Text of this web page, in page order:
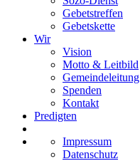
Gebetstreffen
Gebetskette
Wir
Vision
Motto & Leitbild
Gemeindeleitung
Spenden
Kontakt
Predigten
Impressum
Datenschutz